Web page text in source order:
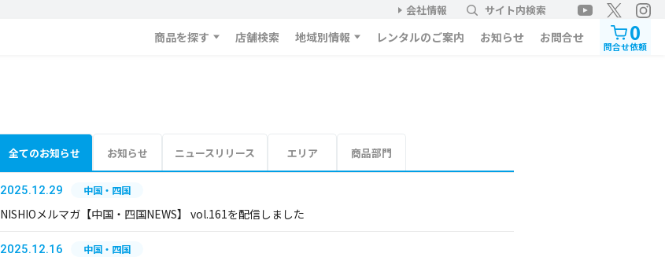
会社情報 サイト内検索
商品を探す 店舗検索 地域別情報 レンタルのご案内 お知らせ お問合せ 0
問合せ依頼
全てのお知らせ お知らせ ニュースリリース エリア 商品部門
2025.12.29 中国・四国
NISHIOメルマガ【中国・四国NEWS】 vol.161を配信しました
2025.12.16 中国・四国